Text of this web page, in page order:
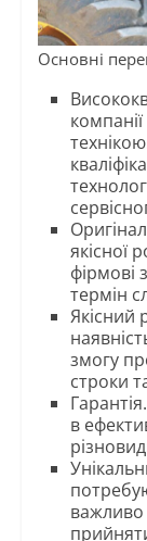
Основні
якісної
фірмові
термін
Якісний
змогу
строки
в
важливо